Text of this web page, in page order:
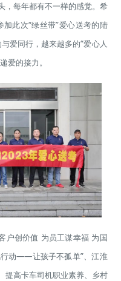
每年都有不一样的感觉。希
此次“绿丝带”爱心送考的陆
爱同行，越来越多的“爱心人
爱的接力。
创价值 为员工谋幸福 为国
行动——让孩子不孤单”、江淮
提高卡车司机职业素养、乡村